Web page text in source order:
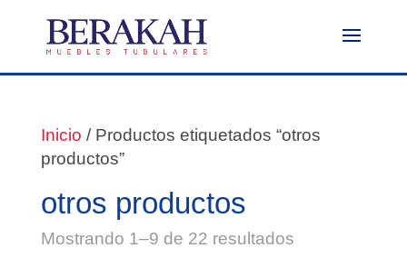
Inicio / Productos etiquetados “otros
productos”
otros productos
Mostrando 1–9 de 22 resultados